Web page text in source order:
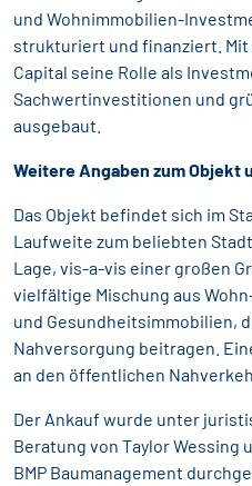
und Wohnimmobilien-
strukturiert und finanziert. Mit
Capital seine Rolle als
Sachwertinvestitionen und
ausgebaut.
Weitere Angaben zum Objekt
Das Objekt befindet sich im
Laufweite zum beliebten
Lage, vis-a-vis einer großen
vielfältige Mischung aus
und Gesundheitsimmobilien,
Nahversorgung beitragen.
an den öffentlichen
Der Ankauf wurde unter
Beratung von Taylor Wessing
BMP Baumanagement